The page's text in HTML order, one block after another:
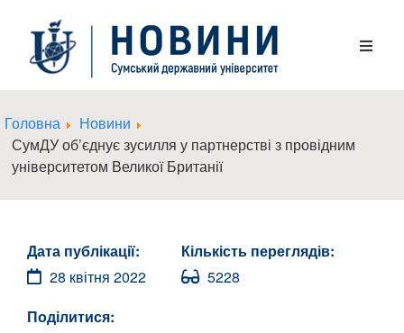
Головна
Новини
СумДУ об’єднує зусилля у партнерстві з провідним
університетом Великої Британії
Дата публікації:
28 квітня 2022
Кількість переглядів:
5228
Поділитися: